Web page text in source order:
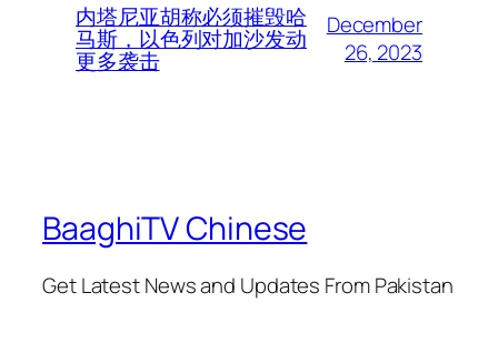
内塔尼亚胡称必须摧毁哈
马斯，以色列对加沙发动
更多袭击
December
26, 2023
BaaghiTV Chinese
Get Latest News and Updates From Pakistan